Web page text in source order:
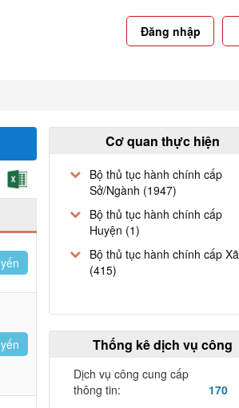
Đăng nhập
Cơ quan thực hiện
Bộ thủ tục hành chính cấp
Sở/Ngành (1947)
Bộ thủ tục hành chính cấp
Huyện (1)
Bộ thủ tục hành chính cấp Xã
(415)
Thống kê dịch vụ công
Dịch vụ công cung cấp
thông tin:
170